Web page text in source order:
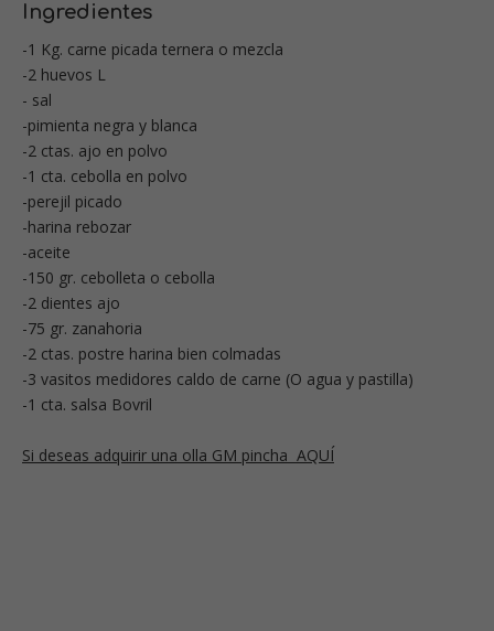
Ingredientes
-1 Kg. carne picada ternera o mezcla
-2 huevos L
- sal
-pimienta negra y blanca
-2 ctas. ajo en polvo
-1 cta. cebolla en polvo
-perejil picado
-harina rebozar
-aceite
-150 gr. cebolleta o cebolla
-2 dientes ajo
-75 gr. zanahoria
-2 ctas. postre harina bien colmadas
-3 vasitos medidores caldo de carne (O agua y pastilla)
-1 cta. salsa Bovril
Si deseas adquirir una olla GM pincha AQUÍ